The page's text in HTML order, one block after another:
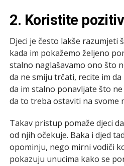
2. Koristite
Djeci je često lakše razumjeti
kada im pokažemo željeno
stalno naglašavamo ono što
da ne smiju trčati, recite im
da im stalno ponavljate što
da to treba ostaviti na svome
Takav pristup pomaže djeci
od njih očekuje. Baka i djed
opominju, nego mirni vodiči
pokazuju unucima kako se